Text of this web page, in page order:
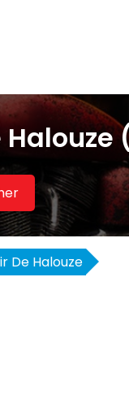
De Halouze